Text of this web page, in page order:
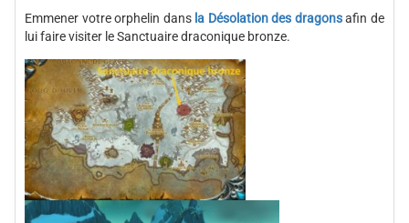
Emmener votre orphelin dans la Désolation des dragonsafin de
lui faire visiter le Sanctuaire draconique bronze.